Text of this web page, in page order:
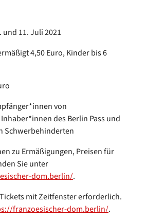
11. Juli 2021
4,50 Euro, Kinder bis 6
von
des Berlin Pass und
Schwerbehinderten
zu Ermäßigungen, Preisen für
Sie unter
dom.berlin/.
mit Zeitfenster erforderlich.
franzoesischer-dom.berlin/.